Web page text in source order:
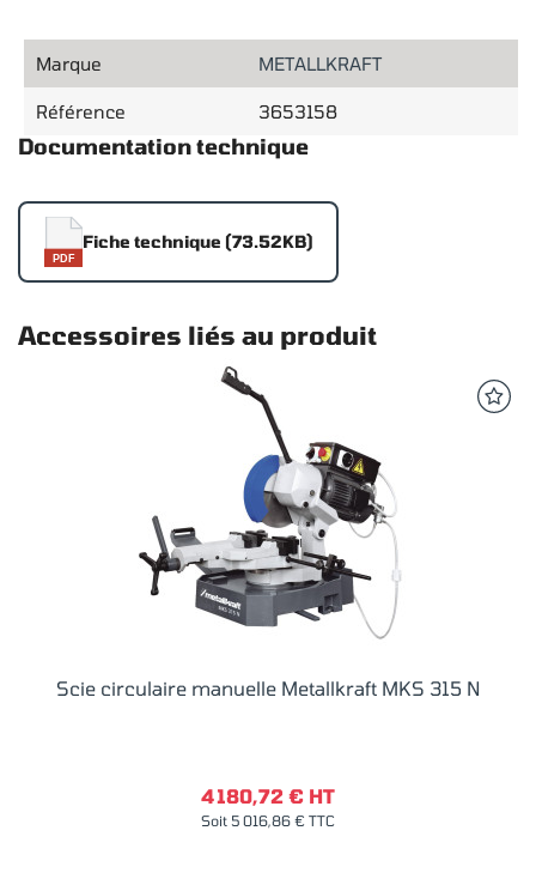
Marque METALLKRAFT
Référence 3653158
Documentation technique
PDF
Fiche technique (73.52KB)
Accessoires liés au produit
Scie circulaire manuelle Metallkraft MKS 315 N
4 180,72 € HT
Soit 5 016,86 € TTC